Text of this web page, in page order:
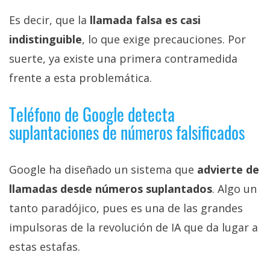
Es decir, que la llamada falsa es casi
indistinguible, lo que exige precauciones. Por
suerte, ya existe una primera contramedida
frente a esta problemática.
Teléfono de Google detecta
suplantaciones de números falsificados
Google ha diseñado un sistema que advierte de
llamadas desde números suplantados. Algo un
tanto paradójico, pues es una de las grandes
impulsoras de la revolución de IA que da lugar a
estas estafas.